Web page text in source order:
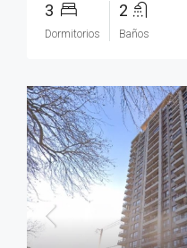
3
Dormitorios
2
Baños